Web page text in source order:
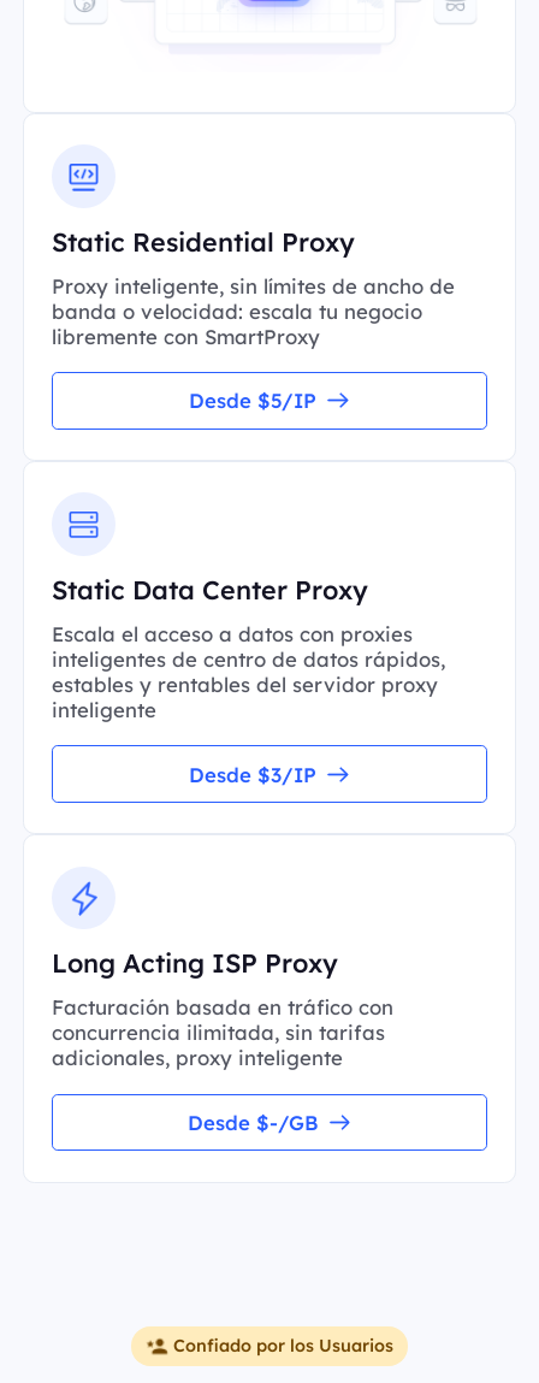
Static Residential Proxy
Proxy inteligente, sin límites de ancho de
banda o velocidad: escala tu negocio
libremente con SmartProxy
Desde $5/IP
Static Data Center Proxy
Escala el acceso a datos con proxies
inteligentes de centro de datos rápidos,
estables y rentables del servidor proxy
inteligente
Desde $3/IP
Long Acting ISP Proxy
Facturación basada en tráfico con
concurrencia ilimitada, sin tarifas
adicionales, proxy inteligente
Desde $-/GB
Confiado por los Usuarios